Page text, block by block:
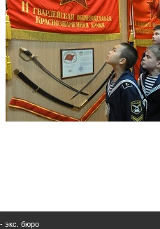
экс. бюро